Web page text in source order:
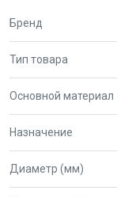
Бренд
Тип товара
Основной материал
Назначение
Диаметр (мм)